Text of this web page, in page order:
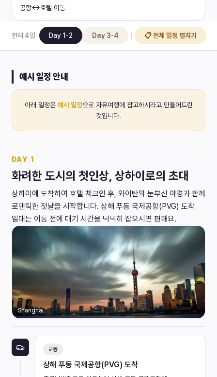
공항↔호텔 이동
전체 4일 Day 1-2 Day 3-4 📋 전체 일정 펼치기
예시 일정 안내
아래 일정은 예시 일정으로 자유여행에 참고하시라고 만들어드린
것입니다.
DAY 1
화려한 도시의 첫인상, 상하이로의 초대
상하이에 도착하여 호텔 체크인 후, 와이탄의 눈부신 야경과 함께
로맨틱한 첫날을 시작합니다. 상해 푸동 국제공항(PVG) 도착
일대는 이동 전에 대기 시간을 넉넉히 잡으시면 편해요.
Shanghai
교통
상해 푸동 국제공항(PVG) 도착